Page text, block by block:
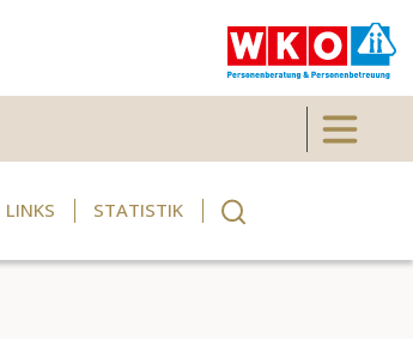
Toggle
LINKS STATISTIK